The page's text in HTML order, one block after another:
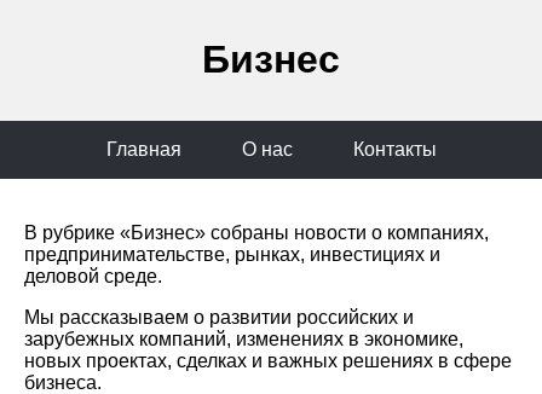
Бизнес
Главная О нас Контакты
В рубрике «Бизнес» собраны новости о компаниях,
предпринимательстве, рынках, инвестициях и
деловой среде.
Мы рассказываем о развитии российских и
зарубежных компаний, изменениях в экономике,
новых проектах, сделках и важных решениях в сфере
бизнеса.